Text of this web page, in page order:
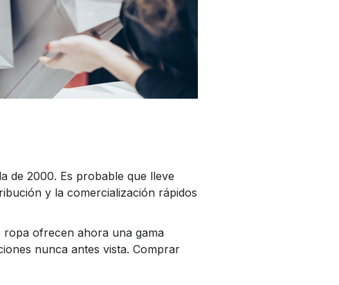
de 2000. Es probable que lleve
y la comercialización rápidos
ropa ofrecen ahora una gama
nunca antes vista. Comprar